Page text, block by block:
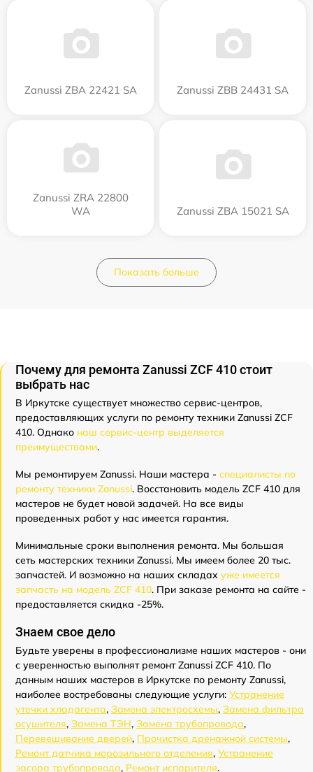
Zanussi ZBA 22421 SA Zanussi ZBB 24431 SA
Zanussi ZRA 22800
WA
Zanussi ZBA 15021 SA
Показать больше
Почему для ремонта Zanussi ZCF 410 стоит
выбрать нас
В Иркутске существует множество сервис-центров,
предоставляющих услуги по ремонту техники Zanussi ZCF
410. Однако наш сервис-центр выделяется
преимуществами.
Мы ремонтируем Zanussi. Наши мастера - специалисты по
ремонту техники Zanussi. Восстановить модель ZCF 410 для
мастеров не будет новой задачей. На все виды
проведенных работ у нас имеется гарантия.
Минимальные сроки выполнения ремонта. Мы большая
сеть мастерских техники Zanussi. Мы имеем более 20 тыс.
запчастей. И возможно на наших складах уже имеется
запчасть на модель ZCF 410. При заказе ремонта на сайте -
предоставляется скидка -25%.
Знаем свое дело
Будьте уверены в профессионализме наших мастеров - они
с уверенностью выполнят ремонт Zanussi ZCF 410. По
данным наших мастеров в Иркутске по ремонту Zanussi,
наиболее востребованы следующие услуги: Устранение
утечки хладагента, Замена электросхемы, Замена фильтра
осушителя, Замена ТЭН, Замена трубопровода,
Перевешивание дверей, Прочистка дренажной системы,
Ремонт датчика морозильного отделения, Устранение
засора трубопровода, Ремонт испарителя.